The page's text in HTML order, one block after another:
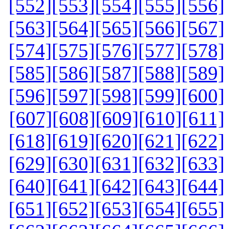
[552][553][554][555][556]
[563][564][565][566][567]
[574][575][576][577][578]
[585][586][587][588][589]
[596][597][598][599][600]
[607][608][609][610][611]
[618][619][620][621][622]
[629][630][631][632][633]
[640][641][642][643][644]
[651][652][653][654][655]